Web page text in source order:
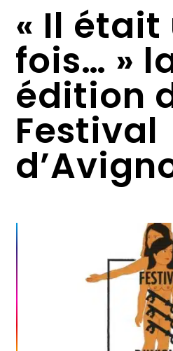
« Il était
fois… »
édition
Festival